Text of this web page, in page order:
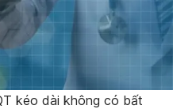
kéo dài không có bất